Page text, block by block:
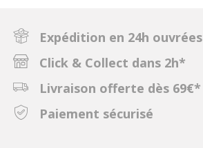
Expédition en 24h ouvrées
Click & Collect dans 2h*
Livraison offerte dès 69€*
Paiement sécurisé